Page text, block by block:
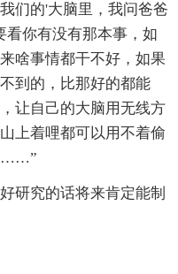
们的'大脑里，我问爸爸
看你有没有那本事，如
啥事情都干不好，如果
到的，比那好的都能
让自己的大脑用无线方
上着哩都可以用不着偷
……”
究的话将来肯定能制